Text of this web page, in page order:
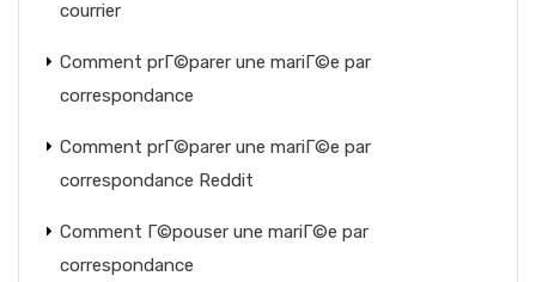
courrier
Comment prГ©parer une mariГ©e par
correspondance
Comment prГ©parer une mariГ©e par
correspondance Reddit
Comment Г©pouser une mariГ©e par
correspondance